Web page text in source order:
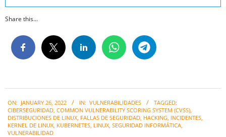
Share this...
01-
26
ON: JANUARY 26, 2022 IN: VULNERABILIDADES
TAGGED:
CIBERSEGURIDAD COMMON VULNERABILITY SCORING SYSTEM (CVSS)
DISTRIBUCIONES DE LINUX FALLAS DE SEGURIDAD HACKING INCIDENTES
KERNEL DE LINUX KUBERNETES LINUX SEGURIDAD INFORMÁTICA
VULNERABILIDAD